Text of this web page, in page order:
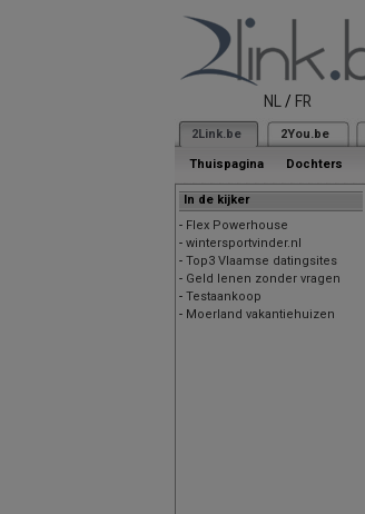
NL / FR
2Link.be 2You.be
Thuispagina Dochters
In de kijker
- Flex Powerhouse
- wintersportvinder.nl
- Top3 Vlaamse datingsites
- Geld lenen zonder vragen
- Testaankoop
- Moerland vakantiehuizen